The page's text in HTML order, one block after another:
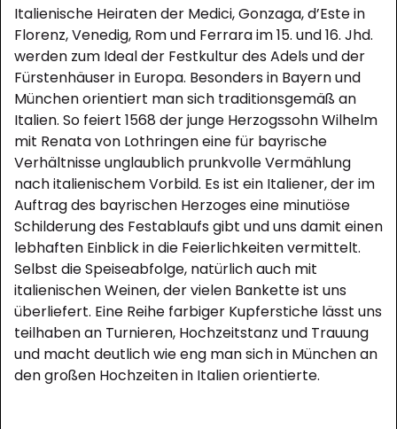
Italienische Heiraten der Medici, Gonzaga, d’Este in
Florenz, Venedig, Rom und Ferrara im 15. und 16. Jhd.
werden zum Ideal der Festkultur des Adels und der
Fürstenhäuser in Europa. Besonders in Bayern und
München orientiert man sich traditionsgemäß an
Italien. So feiert 1568 der junge Herzogssohn Wilhelm
mit Renata von Lothringen eine für bayrische
Verhältnisse unglaublich prunkvolle Vermählung
nach italienischem Vorbild. Es ist ein Italiener, der im
Auftrag des bayrischen Herzoges eine minutiöse
Schilderung des Festablaufs gibt und uns damit einen
lebhaften Einblick in die Feierlichkeiten vermittelt.
Selbst die Speiseabfolge, natürlich auch mit
italienischen Weinen, der vielen Bankette ist uns
überliefert. Eine Reihe farbiger Kupferstiche lässt uns
teilhaben an Turnieren, Hochzeitstanz und Trauung
und macht deutlich wie eng man sich in München an
den großen Hochzeiten in Italien orientierte.